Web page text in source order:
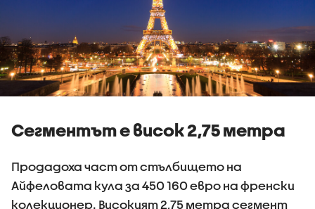
Сегментът е висок 2,75 метра
Продадоха част от стълбището на
Айфеловата кула за 450 160 евро на френски
колекционер. Високият 2,75 метра сегмент